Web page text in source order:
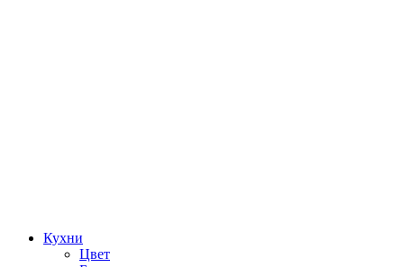
Кухни
Цвет